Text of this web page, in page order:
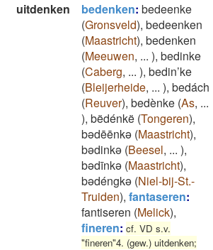
uitdenken
bedenken: bedeenke
(Gronsveld), bedeenken
(Maastricht), bedenken
(Meeuwen, ... ), bedinke
(Caberg, ... ), bedin’ke
(Bleijerheide, ... ), bedách
(Reuver), bedènke (As, ...
), bëdénkë (Tongeren),
bədēēnkə (Maastricht),
bədinkə (Beesel, ... ),
bədīnkə (Maastricht),
bədéngkə (Niel-bij-St.-
Truiden), fantaseren:
fantiseren (Melick),
fineren: cf. VD s.v.
"fineren"4. (gew.) uitdenken;